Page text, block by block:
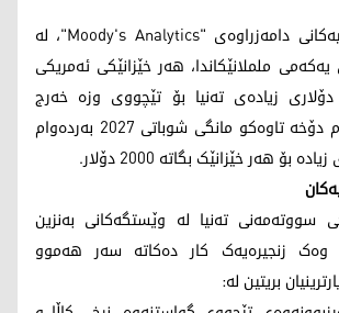
بەگوێرەی شیکارییەکانی دامەزراوەی "Moody's Analytics"، لە
ململانێکاندا، هەر خێزانێکی ئەمریکی
بە تێکڕا 447.19 دۆلاری زیادەی تەنیا بۆ تێچووی وزە خەرج
کردووە. ئەگەر ئەم دۆخە تاوەکو مانگی شوباتی 2027 بەردەوام
بۆ هەر خێزانێک بگاتە 2000 دۆلار.
سووتەمەنی تەنیا لە وێستگەکانی بەنزین
وەک زنجیرەیەک کار دەکاتە سەر هەموو
بریتین لە: